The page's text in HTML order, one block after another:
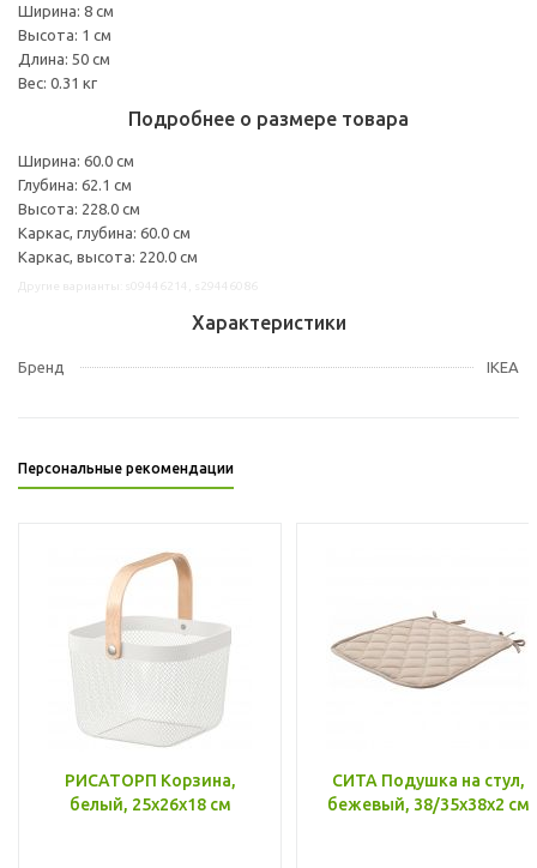
Ширина: 8 см
Высота: 1 см
Длина: 50 см
Вес: 0.31 кг
Подробнее о размере товара
Ширина: 60.0 см
Глубина: 62.1 см
Высота: 228.0 см
Каркас, глубина: 60.0 см
Каркас, высота: 220.0 см
Характеристики
Бренд IKEA
Персональные рекомендации
РИСАТОРП Корзина,
белый, 25x26x18 см
СИТА Подушка на стул,
бежевый, 38/35x38x2 см